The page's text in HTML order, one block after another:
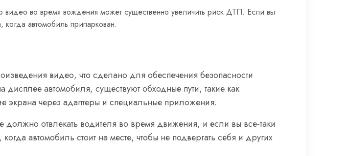
видео во время вождения может существенно увеличить риск ДТП. Если вы
когда автомобиль припаркован.
видео, что сделано для обеспечения безопасности
дисплее автомобиля, существуют обходные пути, такие как
через адаптеры и специальные приложения.
отвлекать водителя во время движения, и если вы все-таки
автомобиль стоит на месте, чтобы не подвергать себя и других